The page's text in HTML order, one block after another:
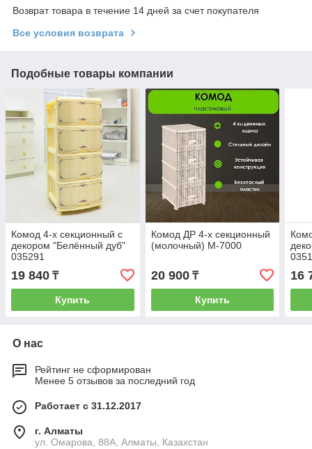
Возврат товара в течение 14 дней за счет покупателя
Все условия возврата
Подобные товары компании
Комод 4-х секционный с
декором "Белённый дуб"
035291
19 840 ₸
Купить
Комод ДР 4-х секционный
(молочный) М-7000
20 900₸
Купить
16
О нас
Рейтинг не сформирован
Менее 5 отзывов за последний год
Работает с 31.12.2017
г. Алматы
ул. Омарова, 88А, Алматы, Казахстан